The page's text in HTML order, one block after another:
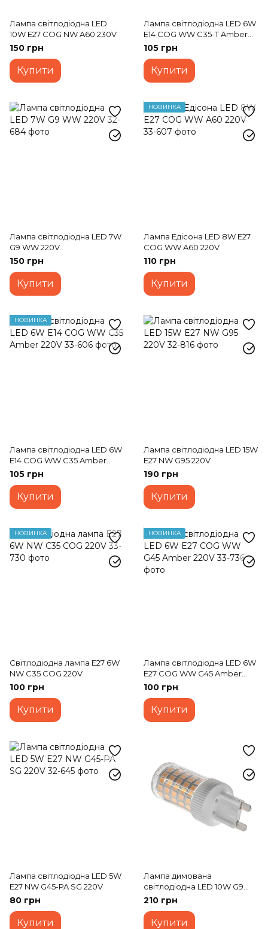
Лампа світлодіодна LED
10W E27 COG NW A60 230V
150 грн
Купити
Лампа світлодіодна LED 6W
E14 COG WW C35-T Amber
230V
105 грн
Купити
Лампа світлодіодна LED 7W
G9 WW 220V
150 грн
Купити
НОВИНКА
Лампа Едісона LED 8W E27
COG WW A60 220V
110 грн
Купити
НОВИНКА
Лампа світлодіодна LED 6W
E14 COG WW C35 Amber
220V
105 грн
Купити
Лампа світлодіодна LED 15W
E27 NW G95 220V
190 грн
Купити
НОВИНКА
Світлодіодна лампа E27 6W
NW C35 COG 220V
100 грн
Купити
НОВИНКА
Лампа світлодіодна LED 6W
E27 COG WW G45 Amber
220V
100 грн
Купити
Лампа світлодіодна LED 5W
E27 NW G45-PA SG 220V
80 грн
Купити
Лампа димована
світлодіодна LED 10W G9
WW T20 Dim 220V
210 грн
Купити